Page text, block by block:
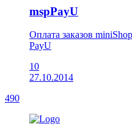
mspPayU
Оплата заказов
PayU
10
27.10.2014
490